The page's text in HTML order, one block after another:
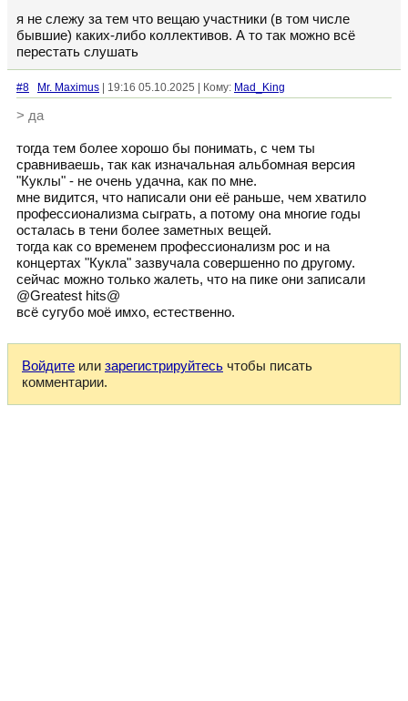
я не слежу за тем что вещаю участники (в том числе
бывшие) каких-либо коллективов. А то так можно всё
перестать слушать
#8 Mr. Maximus | 19:16 05.10.2025 | Кому: Mad_King
> да
тогда тем более хорошо бы понимать, с чем ты
сравниваешь, так как изначальная альбомная версия
"Куклы" - не очень удачна, как по мне.
мне видится, что написали они её раньше, чем хватило
профессионализма сыграть, а потому она многие годы
осталась в тени более заметных вещей.
тогда как со временем профессионализм рос и на
концертах "Кукла" зазвучала совершенно по другому.
сейчас можно только жалеть, что на пике они записали
@Greatest hits@
всё сугубо моё имхо, естественно.
Войдите или зарегистрируйтесь чтобы писать
комментарии.